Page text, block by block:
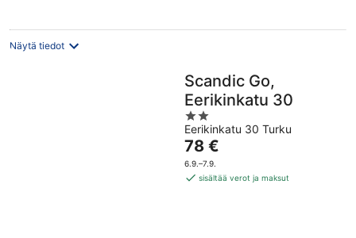
Näytä tiedot
Scandic Go,
Eerikinkatu 30
2
out
of
5
Eerikinkatu 30 Turku
Hinta
on
78 €
78 €
6.9.–7.9.
sisältää verot ja maksut